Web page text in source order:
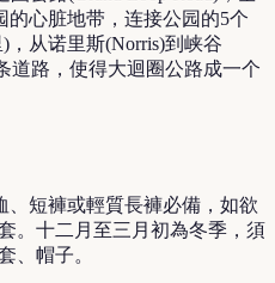
的心脏地带，连接公园的5个
，从诺里斯(Norris)到峡谷
道路，使得大迴圈公路成一个
短褲或輕質長褲必備，如欲
。十二月至三月初為冬季，須
、帽子。